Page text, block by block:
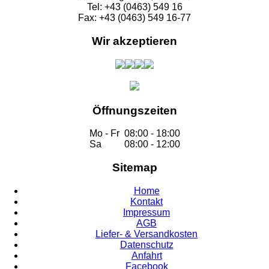
Tel: +43 (0463) 549 16
Fax: +43 (0463) 549 16-77
Wir akzeptieren
Öffnungszeiten
Mo - Fr 08:00 - 18:00
Sa
08:00 - 12:00
Sitemap
Home
Kontakt
Impressum
AGB
Liefer- & Versandkosten
Datenschutz
Anfahrt
Facebook